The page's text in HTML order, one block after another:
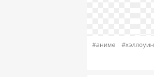
#аниме #хэллоуин